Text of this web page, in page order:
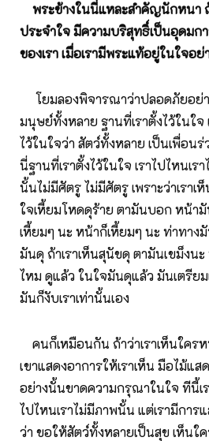
พระข้างในนี่แหละสำคัญนักหนา
ประจำใจ มีความบริสุทธิ์เป็นอุดมก
ของเรา เมื่อเรามีพระแท้อยู่ในใจอ
โยมลองพิจารณาว่าปลอดภัยอย่า
มนุษย์ทั้งหลาย ฐานที่เราตั้งไว้ในใ
ไว้ในใจว่า สัตว์ทั้งหลาย เป็นเพื่อ
นี่ฐานที่เราตั้งไว้ในใจ เราไปไหน
นั้นไม่มีศัตรู ไม่มีศัตรู เพราะว่าเรา
ใจเหี้ยมโหดดุร้าย ตามันบอก หน้า
เหี้ยมๆ นะ หน้าก็เหี้ยมๆ นะ ท่าทา
มันดุ ถ้าเราเห็นสุนัขดุ ตามันเขม็ง
ไหม ดูแล้ว ในใจมันดุแล้ว มันเตรียม
มันก็งับเราเท่านั้นเอง
คนก็เหมือนกัน ถ้าว่าเราเห็นใคร
เขาแสดงอาการให้เราเห็น มือไม้
อย่างนั้นขาดความกรุณาในใจ ทีนี้เ
ไปไหนเราไม่มีภาพนั้น แต่เรามีกา
ว่า ขอให้สัตว์ทั้งหลายเป็นสุข เห็นใ